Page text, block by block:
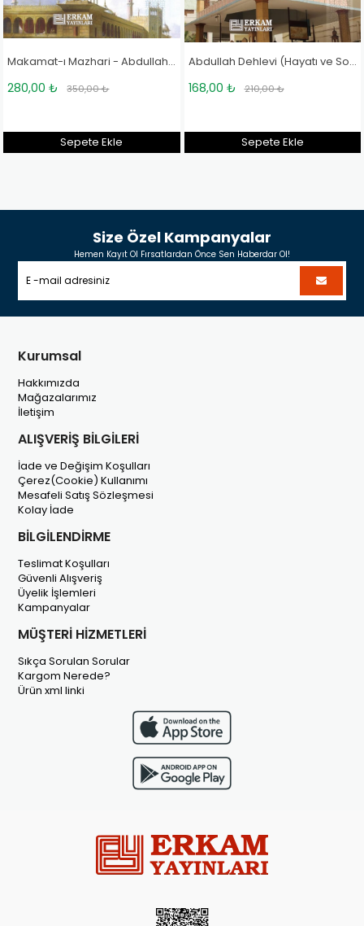
Makamat-ı Mazhari - Abdullah Dehlevi
280,00 ₺ 350,00 ₺
Sepete Ekle
Abdullah Dehlevi (Hayatı ve Sohbetleri) - Prof. Dr. Necdet Tosun
168,00 ₺ 210,00 ₺
Sepete Ekle
Size Özel Kampanyalar
Hemen Kayıt Ol Fırsatlardan Önce Sen Haberdar Ol!
Kurumsal
Hakkımızda
Mağazalarımız
İletişim
ALIŞVERİŞ BİLGİLERİ
İade ve Değişim Koşulları
Çerez(Cookie) Kullanımı
Mesafeli Satış Sözleşmesi
Kolay İade
BİLGİLENDİRME
Teslimat Koşulları
Güvenli Alışveriş
Üyelik İşlemleri
Kampanyalar
MÜŞTERİ HİZMETLERİ
Sıkça Sorulan Sorular
Kargom Nerede?
Ürün xml linki